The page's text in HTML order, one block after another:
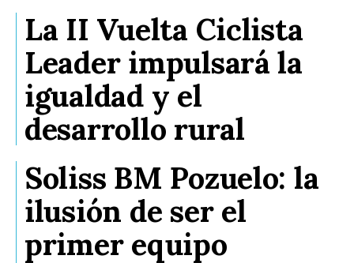
La II Vuelta Ciclista
Leader impulsará la
igualdad y el
desarrollo rural
Soliss BM Pozuelo: la
ilusión de ser el
primer equipo